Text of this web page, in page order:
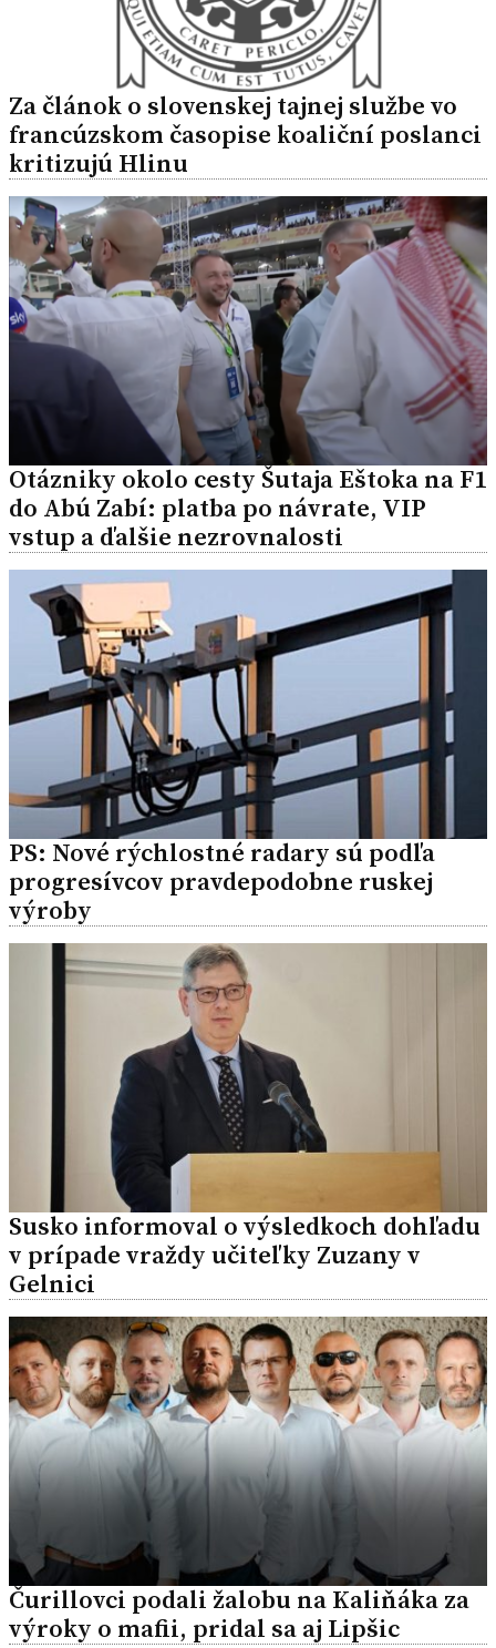
Za článok o slovenskej tajnej službe vo
francúzskom časopise koaliční poslanci
kritizujú Hlinu
Otázniky okolo cesty Šutaja Eštoka na F1
do Abú Zabí: platba po návrate, VIP
vstup a ďalšie nezrovnalosti
PS: Nové rýchlostné radary sú podľa
progresívcov pravdepodobne ruskej
výroby
Susko informoval o výsledkoch dohľadu
v prípade vraždy učiteľky Zuzany v
Gelnici
Čurillovci podali žalobu na Kaliňáka za
výroky o mafii, pridal sa aj Lipšic